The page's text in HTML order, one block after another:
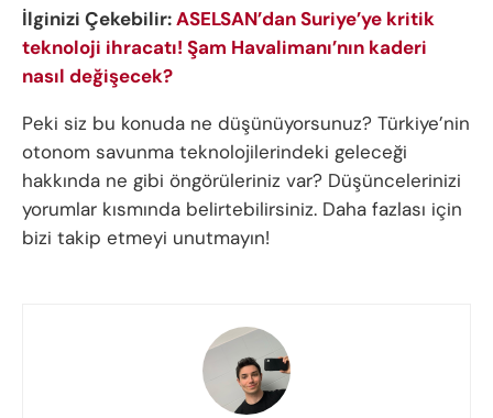
İlginizi Çekebilir:ASELSAN’dan Suriye’ye kritik
teknoloji ihracatı! Şam Havalimanı’nın kaderi
nasıl değişecek?
Peki siz bu konuda ne düşünüyorsunuz? Türkiye’nin
otonom savunma teknolojilerindeki geleceği
hakkında ne gibi öngörüleriniz var? Düşüncelerinizi
yorumlar kısmında belirtebilirsiniz. Daha fazlası için
bizi takip etmeyi unutmayın!